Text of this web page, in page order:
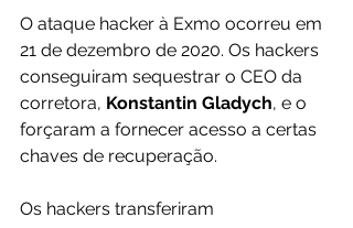
O ataque hacker à Exmo ocorreu em
21 de dezembro de 2020. Os hackers
conseguiram sequestrar o CEO da
corretora, Konstantin Gladych, e o
forçaram a fornecer acesso a certas
chaves de recuperação.
Os hackers transferiram